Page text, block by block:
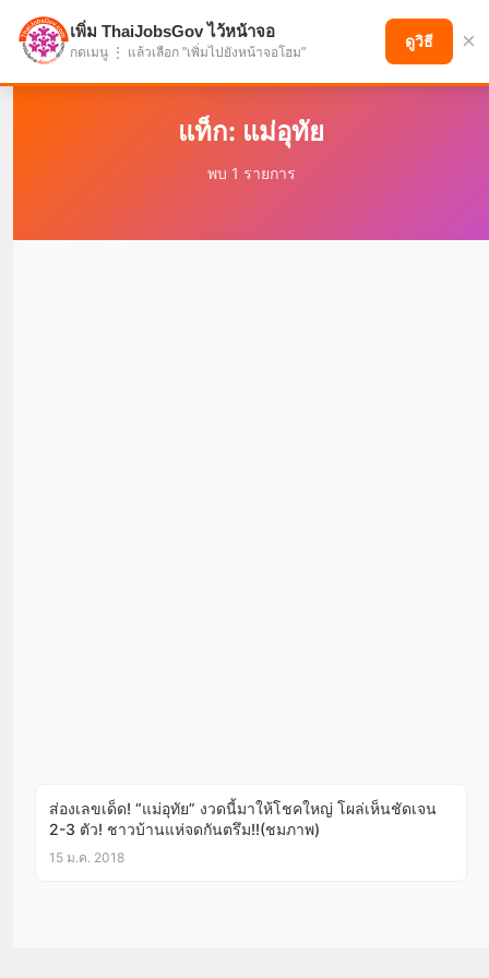
แบ่งปันโอกาส เพื่ออนาคตที่ก้าวหน้า
แท็ก: แม่อุทัย
พบ 1 รายการ
ส่องเลขเด็ด! “แม่อุทัย” งวดนี้มาให้โชคใหญ่ โผล่เห็นชัดเจน
2-3 ตัว! ชาวบ้านแห่จดกันตรึม!!(ชมภาพ)
15 ม.ค. 2018
เพิ่ม ThaiJobsGov ไว้หน้าจอ
กดเมนู ⋮ แล้วเลือก "เพิ่มไปยังหน้าจอโฮม"
ดูวิธี ×